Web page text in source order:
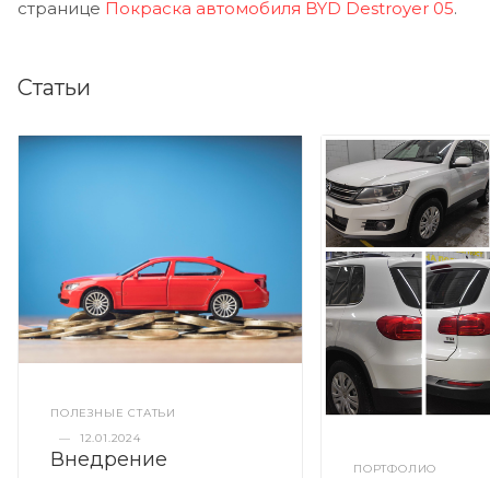
странице Покраска автомобиля BYD Destroyer 05.
Статьи
ПОЛЕЗНЫЕ СТАТЬИ
—
12.01.2024
Внедрение
ПОРТФОЛИО